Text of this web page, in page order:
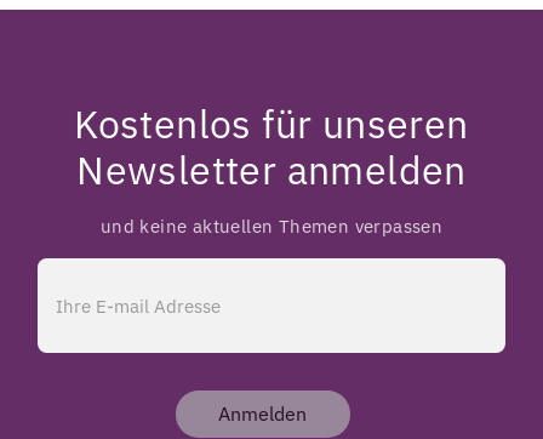
Kostenlos für unseren
Newsletter anmelden
und keine aktuellen Themen verpassen
Anmelden